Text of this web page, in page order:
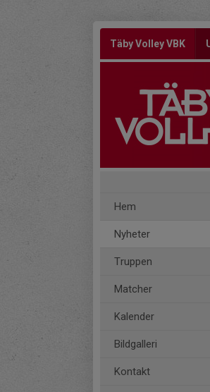
Täby Volley VBK
Hem
Nyheter
Truppen
Matcher
Kalender
Bildgalleri
Kontakt